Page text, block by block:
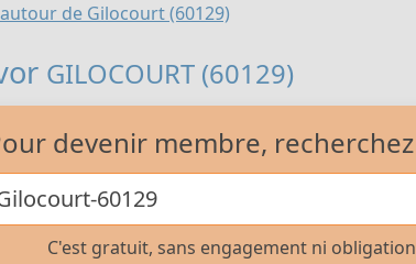
de Gilocourt (60129)
GILOCOURT (60129)
devenir membre,
C'est gratuit, sans engagement ni